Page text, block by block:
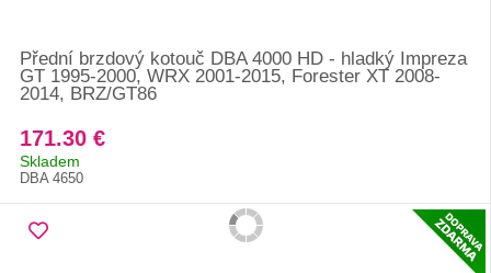
Přední brzdový kotouč DBA 4000 HD - hladký Impreza
GT 1995-2000, WRX 2001-2015, Forester XT 2008-
2014, BRZ/GT86
171.30 €
Skladem
DBA 4650